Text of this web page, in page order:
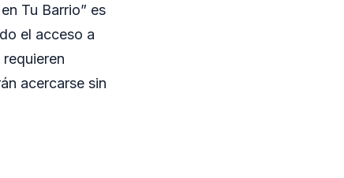
Tu Barrio” es
el acceso a
acercarse sin